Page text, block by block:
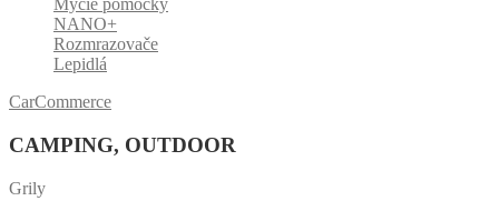
Mycie pomôcky
NANO+
Rozmrazovače
Lepidlá
CarCommerce
CAMPING, OUTDOOR
Grily